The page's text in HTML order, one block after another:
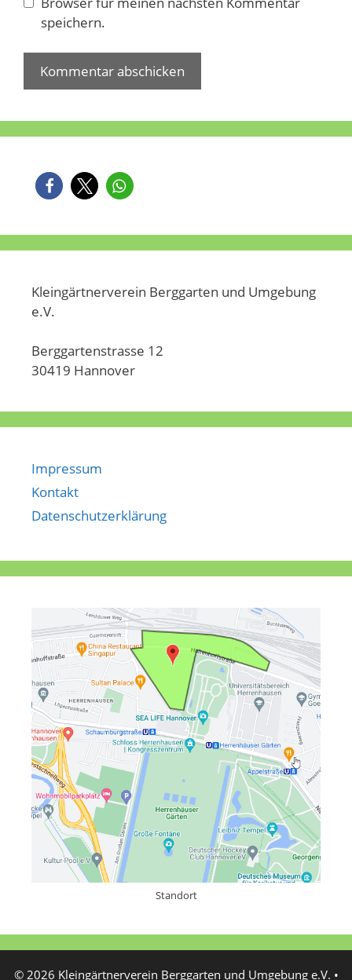
speichern.
Kleingärtnerverein Berggarten und Umgebung
e.V.
Berggartenstrasse 12
30419 Hannover
Impressum
Kontakt
Datenschutzerklärung
Standort
© 2026 Kleingärtnerverein Berggarten und Umgebung e.V. •